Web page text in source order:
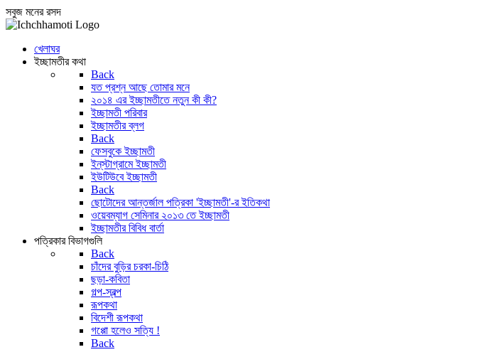
সবুজ মনের রসদ
খেলাঘর
ইচ্ছামতীর কথা
Back
যত প্রশ্ন আছে তোমার মনে
২০১৪ এর ইচ্ছামতীতে নতুন কী কী?
ইচ্ছামতী পরিবার
ইচ্ছামতীর ব্লগ
Back
ফেসবুকে ইচ্ছামতী
ইন্‌স্টাগ্রামে ইচ্ছামতী
ইউটিউবে ইচ্ছামতী
Back
ছোটোদের আন্তর্জাল পত্রিকা 'ইচ্ছামতী'-র ইতিকথা
ওয়েবম্যাগ সেমিনার ২০১৩ তে ইচ্ছামতী
ইচ্ছামতীর বিবিধ বার্তা
পত্রিকার বিভাগগুলি
Back
চাঁদের বুড়ির চরকা-চিঠি
ছড়া-কবিতা
গল্প-স্বল্প
রূপকথা
বিদেশী রূপকথা
গপ্পো হলেও সত্যি !
Back